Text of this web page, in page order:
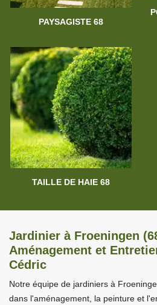
PAYSAGISTE 68
TAILLE DE HAIE 68
Jardinier à Froeningen
Aménagement et
Cédric
Notre équipe de jardiniers à
dans l'aménagement, la peinture et